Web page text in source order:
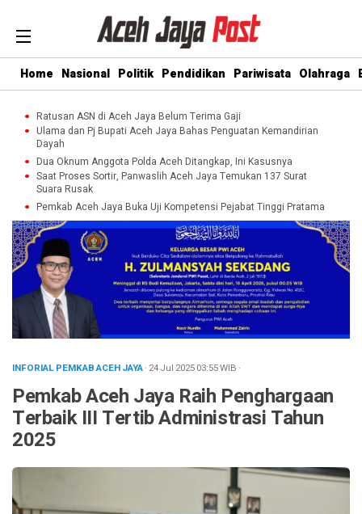
Home Nasional Politik Pendidikan Pariwisata Olahraga
Ratusan ASN di Aceh Jaya Belum Terima Gaji
Ulama dan Pj Bupati Aceh Jaya Bahas Penguatan Kemandirian
Dayah
Dua Oknum Anggota Polda Aceh Ditangkap, Ini Kasusnya
Saat Proses Sortir, Panwaslih Aceh Jaya Temukan 137 Surat
Suara Rusak
Pemkab Aceh Jaya Buka Uji Kompetensi Pejabat Tinggi Pratama
INFORIAL PEMKAB ACEH JAYA· 24 Jul 202503:55WIB ·
Pemkab Aceh Jaya Raih Penghargaan
Terbaik III Tertib Administrasi Tahun
2025